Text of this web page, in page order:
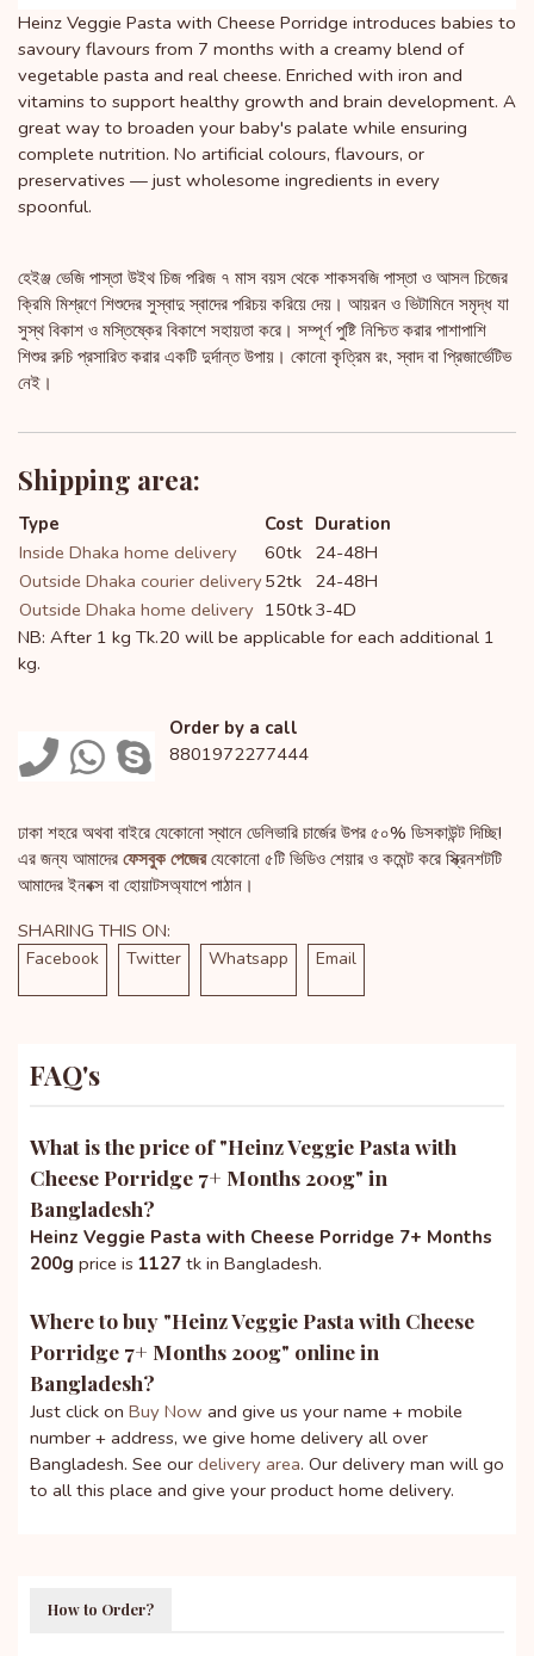
Heinz Veggie Pasta with Cheese Porridge introduces babies to
savoury flavours from 7 months with a creamy blend of
vegetable pasta and real cheese. Enriched with iron and
vitamins to support healthy growth and brain development. A
great way to broaden your baby's palate while ensuring
complete nutrition. No artificial colours, flavours, or
preservatives — just wholesome ingredients in every
spoonful.
হেইঞ্জ ভেজি পাস্তা উইথ চিজ পরিজ ৭ মাস বয়স থেকে শাকসবজি পাস্তা ও আসল চিজের
ক্রিমি মিশ্রণে শিশুদের সুস্বাদু স্বাদের পরিচয় করিয়ে দেয়। আয়রন ও ভিটামিনে সমৃদ্ধ যা
সুস্থ বিকাশ ও মস্তিষ্কের বিকাশে সহায়তা করে। সম্পূর্ণ পুষ্টি নিশ্চিত করার পাশাপাশি
শিশুর রুচি প্রসারিত করার একটি দুর্দান্ত উপায়। কোনো কৃত্রিম রং, স্বাদ বা প্রিজার্ভেটিভ
নেই।
Shipping area:
Type Cost Duration
Inside Dhaka home delivery
60tk 24-48H
Outside Dhaka courier delivery52tk 24-48H
Outside Dhaka home delivery 150tk3-4D
NB: After 1 kg Tk.20 will be applicable for each additional 1
kg.
Order by a call
8801972277444
ঢাকা শহরে অথবা বাইরে যেকোনো স্থানে ডেলিভারি চার্জের উপর ৫০% ডিসকাউন্ট দিচ্ছি!
এর জন্য আমাদের ফেসবুক পেজেরযেকোনো ৫টি ভিডিও শেয়ার ও কমেন্ট করে স্ক্রিনশটটি
আমাদের ইনবক্স বা হোয়াটসঅ্যাপে পাঠান।
SHARING THIS ON:
Facebook Twitter Whatsapp Email
FAQ's
What is the price of "Heinz Veggie Pasta with
Cheese Porridge 7+ Months 200g" in
Bangladesh?
Heinz Veggie Pasta with Cheese Porridge 7+ Months
200g price is 1127 tk in Bangladesh.
Where to buy "Heinz Veggie Pasta with Cheese
Porridge 7+ Months 200g" online in
Bangladesh?
Just click on Buy Now and give us your name + mobile
number + address, we give home delivery all over
Bangladesh. See our delivery area. Our delivery man will go
to all this place and give your product home delivery.
How to Order?